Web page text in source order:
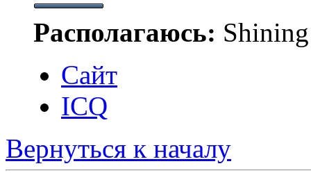
Располагаюсь:
Сайт
ICQ
Вернуться к началу